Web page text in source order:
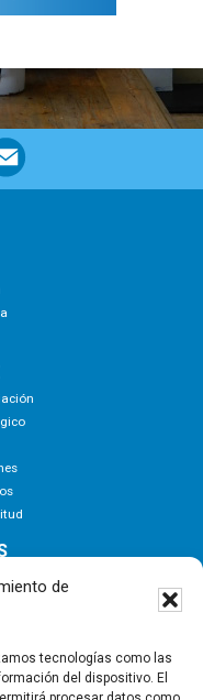
de
tecnologías como las
del dispositivo. El